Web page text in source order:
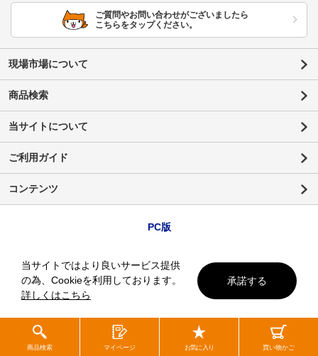
ご質問やお問い合わせがございましたら
こちらをタップください。
現場市場について
商品検索
当サイトについて
ご利用ガイド
コンテンツ
商品検索 マイページ お気に入り 買い物かご
PC版
当サイトではより良いサービス提供
の為、Cookieを利用しております。
詳しくはこちら
承諾する